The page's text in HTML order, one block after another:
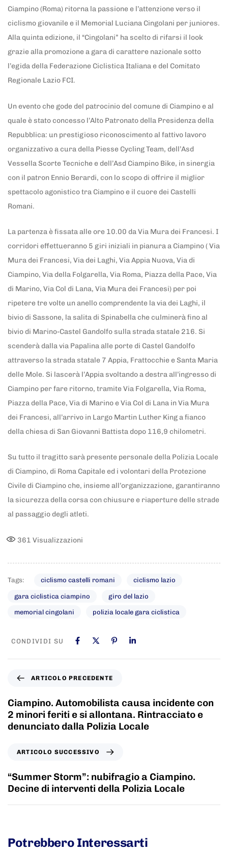
Ciampino (Roma) ritorna la passione e l’attenzione verso il
ciclismo giovanile e il Memorial Luciana Cingolani per juniores.
Alla quinta edizione, il “Cingolani” ha scelto di rifarsi il look
grazie alla promozione a gara di carattere nazionale sotto
l’egida della Federazione Ciclistica Italiana e del Comitato
Regionale Lazio FCI.
Un evento che gode del patrocinio del comune di Ciampino e al
quale è stato concesso l’Alto Patronato della Presidenza della
Repubblica: un prestigioso riconoscimento al fattivo lavoro
organizzativo a cura della Piesse Cycling Team, dell’Asd
Vessella Scorte Tecniche e dell’Asd Ciampino Bike, in sinergia
con il patron Ennio Berardi, con lo scopo di offrire il miglior
spettacolo agonistico tra Ciampino e il cuore dei Castelli
Romani.
La partenza è fissata alle ore 10.00 da Via Mura dei Francesi. I
corridori effettueranno 5 giri iniziali in pianura a Ciampino ( Via
Mura dei Francesi, Via dei Laghi, Via Appia Nuova, Via di
Ciampino, Via della Folgarella, Via Roma, Piazza della Pace, Via
di Marino, Via Col di Lana, Via Mura dei Francesi) per poi
ripetere tre volte un anello comprendente la via dei Laghi, il
bivio di Sassone, la salita di Spinabella che culminerà fino al
bivio di Marino-Castel Gandolfo sulla strada statale 216. Si
scenderà dalla via Papalina alle porte di Castel Gandolfo
attraverso la strada statale 7 Appia, Frattocchie e Santa Maria
delle Mole. Si lascerà l’Appia svoltando a destra all’ingresso di
Ciampino per fare ritorno, tramite Via Folgarella, Via Roma,
Piazza della Pace, Via di Marino e Via Col di Lana in Via Mura
dei Francesi, all’arrivo in Largo Martin Luther King a fianco
della chiesa di San Giovanni Battista dopo 116,9 chilometri.
Su tutto il tragitto sarà presente personale della Polizia Locale
di Ciampino, di Roma Capitale ed i volontari della Protezione
Civile di Ciampino che, insieme all’organizzazione, garantiranno
la sicurezza della corsa con chiusure e riaperture delle strade
al passaggio degli atleti.
361 Visualizzazioni
Tags: ciclismo castelli romani ciclismo lazio
gara ciclistica ciampino giro del lazio
memorial cingolani polizia locale gara ciclistica
CONDIVIDI SU
ARTICOLO PRECEDENTE
Ciampino. Automobilista causa incidente con
2 minori feriti e si allontana. Rintracciato e
denunciato dalla Polizia Locale
ARTICOLO SUCCESSIVO
“Summer Storm”: nubifragio a Ciampino.
Decine di interventi della Polizia Locale
Potrebbero Interessarti